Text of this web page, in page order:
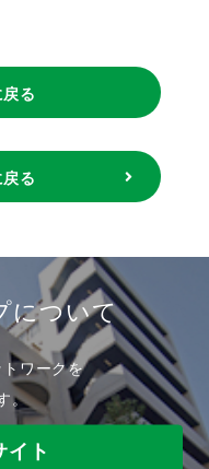
る
る
について
ワークを
。
イト